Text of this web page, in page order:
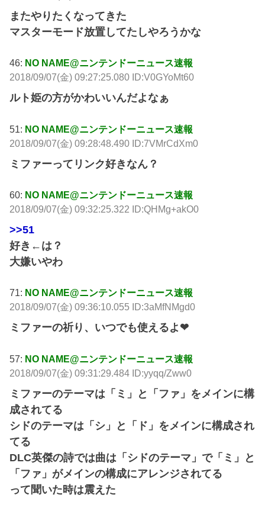
またやりたくなってきた
マスターモード放置してたしやろうかな
46: NO NAME@ニンテンドーニュース速報
2018/09/07(金) 09:27:25.080 ID:V0GYoMt60
ルト姫の方がかわいいんだよなぁ
51: NO NAME@ニンテンドーニュース速報
2018/09/07(金) 09:28:48.490 ID:7VMrCdXm0
ミファーってリンク好きなん？
60: NO NAME@ニンテンドーニュース速報
2018/09/07(金) 09:32:25.322 ID:QHMg+akO0
>>51
好き←は？
大嫌いやわ
71: NO NAME@ニンテンドーニュース速報
2018/09/07(金) 09:36:10.055 ID:3aMfNMgd0
ミファーの祈り、いつでも使えるよ❤
57: NO NAME@ニンテンドーニュース速報
2018/09/07(金) 09:31:29.484 ID:yyqq/Zww0
ミファーのテーマは「ミ」と「ファ」をメインに構
成されてる
シドのテーマは「シ」と「ド」をメインに構成され
てる
DLC英傑の詩では曲は「シドのテーマ」で「ミ」と
「ファ」がメインの構成にアレンジされてる
って聞いた時は震えた